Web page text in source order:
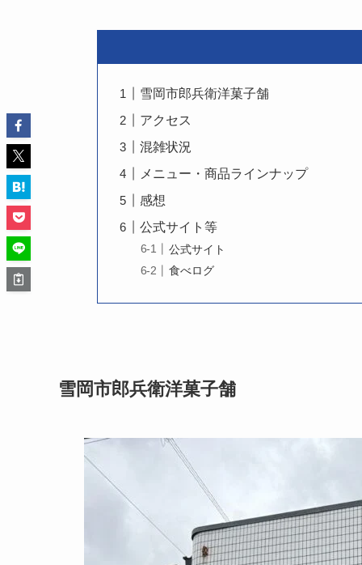
雪岡市郎兵衛洋菓子舗
アクセス
混雑状況
メニュー・商品ラインナップ
感想
公式サイト等
公式サイト
食べログ
雪岡市郎兵衛洋菓子舗